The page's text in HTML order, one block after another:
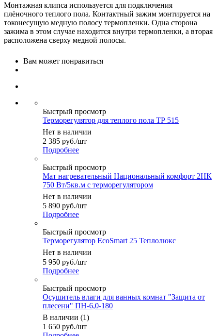
Монтажная клипса используется для подключения
плёночного теплого пола. Контактный зажим монтируется на
токонесущую медную полосу термопленки. Одна сторона
зажима в этом случае находится внутри термопленки, а вторая
расположена сверху медной полосы.
Вам может понравиться
Быстрый просмотр
Терморегулятор для теплого пола ТР 515
Нет в наличии
2 385 руб./шт
Подробнее
Быстрый просмотр
Мат нагревательный Национальный комфорт 2НК
750 Вт/5кв.м с терморегулятором
Нет в наличии
5 890 руб./шт
Подробнее
Быстрый просмотр
Терморегулятор EcoSmart 25 Теплолюкс
Нет в наличии
5 950 руб./шт
Подробнее
Быстрый просмотр
Осушитель влаги для ванных комнат "Защита от
плесени" ПН-6,0-180
В наличии (1)
1 650 руб./шт